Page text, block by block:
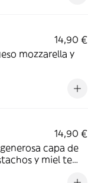
14,90 €
mozzarella y
14,90 €
capa de
y miel te